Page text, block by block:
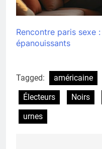
Rencontre paris sexe
épanouissants
Tagged: américaine
Électeurs
Noirs
urnes